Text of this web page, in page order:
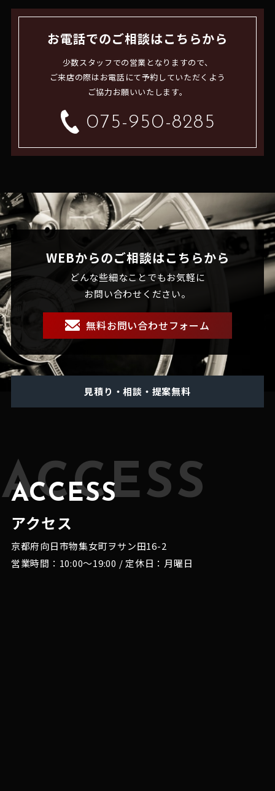
お電話でのご相談はこちらから
少数スタッフでの営業となりますので、
ご来店の際はお電話にて予約していただくよう
ご協力お願いいたします。
075-950-8285
WEBからのご相談はこちらから
どんな些細なことでもお気軽に
お問い合わせください。
無料お問い合わせフォーム
見積り・相談・提案無料
ACCESS
ACCESS
アクセス
京都府向日市物集女町ヲサン田16-2
営業時間：10:00～19:00 / 定休日：月曜日